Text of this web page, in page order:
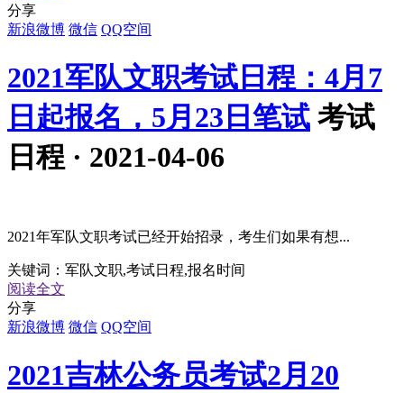
分享
新浪微博 微信 QQ空间
2021军队文职考试日程：4月7
日起报名，5月23日笔试 考试
日程 · 2021-04-06
2021年军队文职考试已经开始招录，考生们如果有想...
关键词： 军队文职,考试日程,报名时间
阅读全文
分享
新浪微博 微信 QQ空间
2021吉林公务员考试2月20